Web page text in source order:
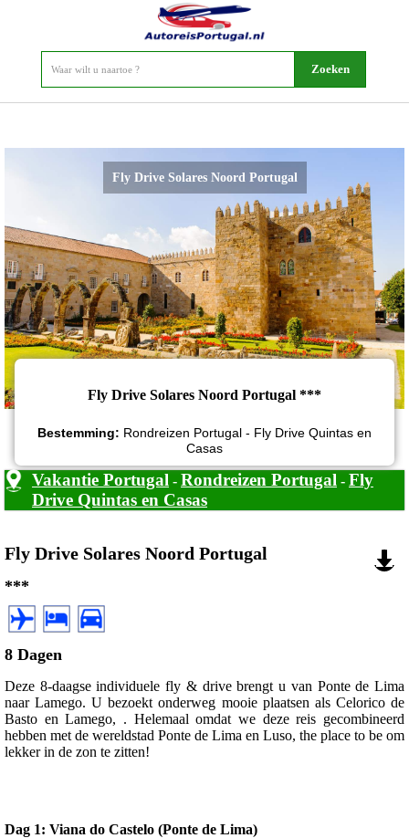
Fly Drive Solares Noord Portugal
Fly Drive Solares Noord Portugal ***
Bestemming: Rondreizen Portugal - Fly Drive Quintas en
Casas
Vakantie Portugal - Rondreizen Portugal - Fly
Drive Quintas en Casas
Fly Drive Solares Noord Portugal
***
8 Dagen
Deze 8-daagse individuele fly & drive brengt u van Ponte de Lima
naar Lamego. U bezoekt onderweg mooie plaatsen als Celorico de
Basto en Lamego, . Helemaal omdat we deze reis gecombineerd
hebben met de wereldstad Ponte de Lima en Luso, the place to be om
lekker in de zon te zitten!
Dag 1: Viana do Castelo (Ponte de Lima)